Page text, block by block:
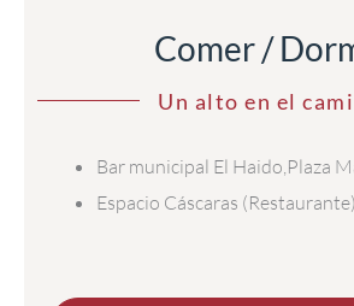
Comer /
Un alto en el
Bar municipal El Haido,Plaza
Espacio Cáscaras (Restaurante)